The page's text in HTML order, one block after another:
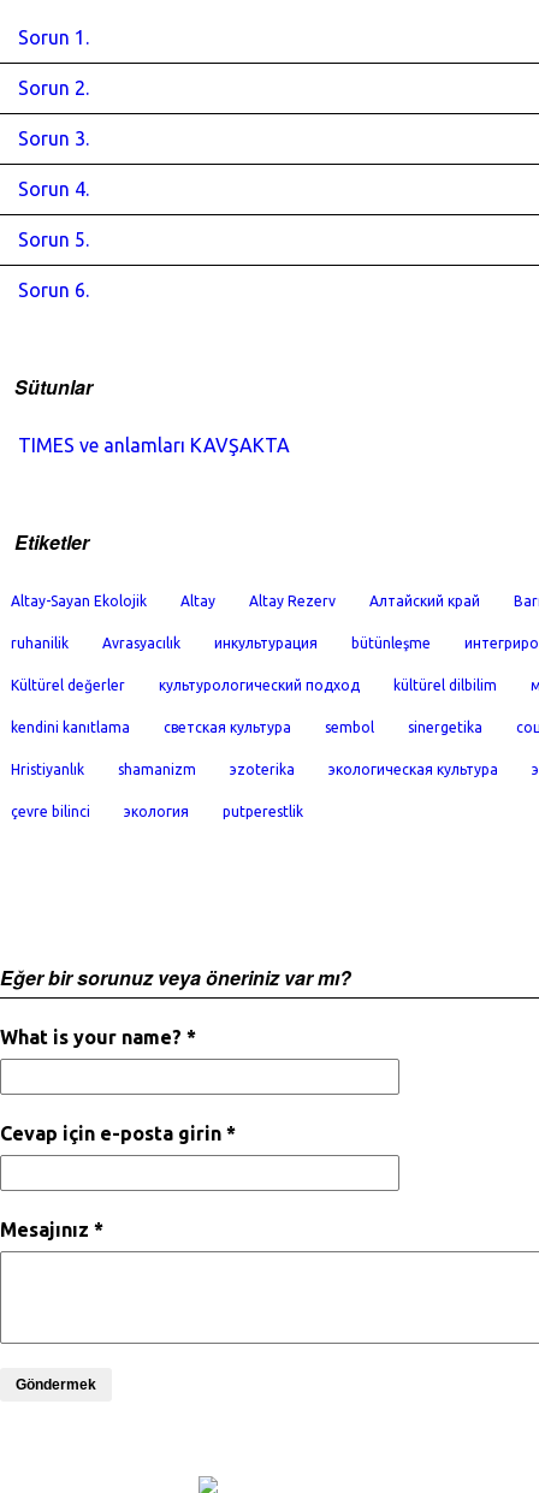
Sorun 1.
Sorun 2.
Sorun 3.
Sorun 4.
Sorun 5.
Sorun 6.
Sütunlar
TIMES ve anlamları KAVŞAKTA
Etiketler
Altay-Sayan Ekolojik Altay Altay Rezerv Алтайский край
ruhanilik Avrasyacılık инкультурация bütünleşme
Kültürel değerler культурологический подход kültürel dilbilim
kendini kanıtlama светская культура sembol sinergetika
Hristiyanlık shamanizm эzoterika экологическая культура
çevre bilinci экология putperestlik
Eğer bir sorunuz veya öneriniz var mı?
What is your name? *
Cevap için e-posta girin *
Mesajınız *
Göndermek